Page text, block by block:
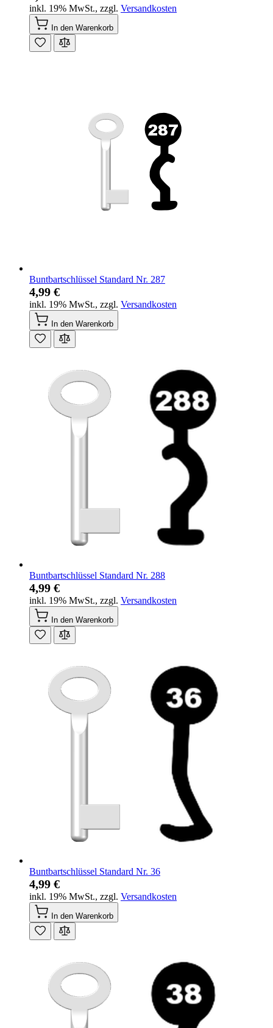
inkl. 19% MwSt., zzgl. Versandkosten
In den Warenkorb
Buntbartschlüssel Standard Nr. 287
4,99 €
inkl. 19% MwSt., zzgl. Versandkosten
In den Warenkorb
Buntbartschlüssel Standard Nr. 288
4,99 €
inkl. 19% MwSt., zzgl. Versandkosten
In den Warenkorb
Buntbartschlüssel Standard Nr. 36
4,99 €
inkl. 19% MwSt., zzgl. Versandkosten
In den Warenkorb